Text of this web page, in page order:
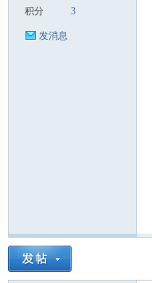
积分 3
发消息